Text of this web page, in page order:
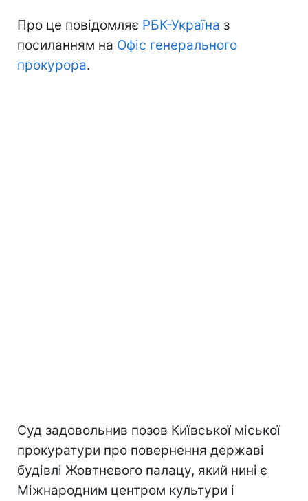
Про це повідомляє РБК-Україна з
посиланням на Офіс генерального
прокурора.
Суд задовольнив позов Київської міської
прокуратури про повернення державі
будівлі Жовтневого палацу, який нині є
Міжнародним центром культури і